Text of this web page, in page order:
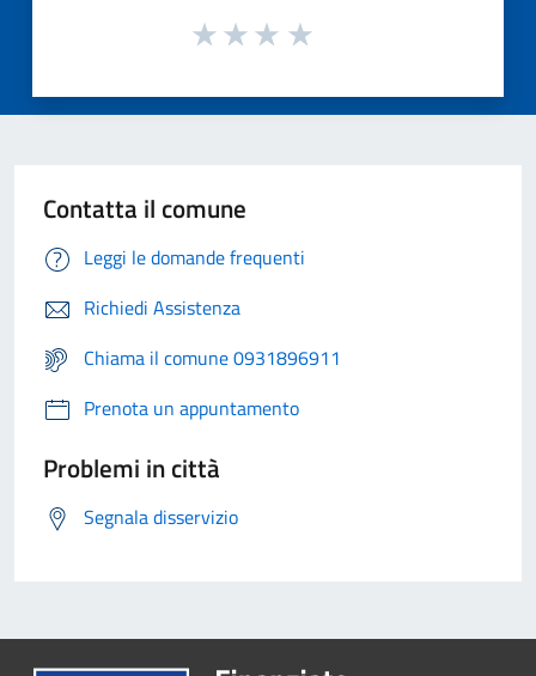
Contatta il comune
Leggi le domande frequenti
Richiedi Assistenza
Chiama il comune 0931896911
Prenota un appuntamento
Problemi in città
Segnala disservizio